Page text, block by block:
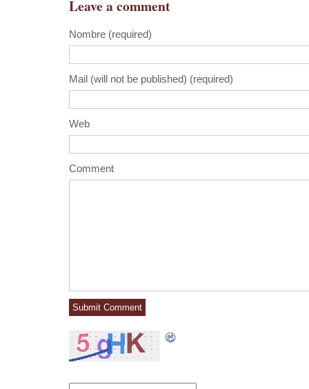
Leave a comment
Nombre (required)
Mail (will not be published) (required)
Web
Comment